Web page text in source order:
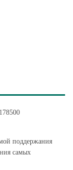
поддержания
самых